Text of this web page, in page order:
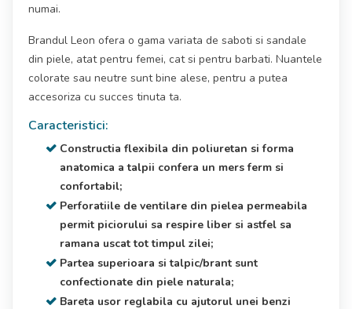
numai.
Brandul Leon ofera o gama variata de saboti si sandale
din piele, atat pentru femei, cat si pentru barbati. Nuantele
colorate sau neutre sunt bine alese, pentru a putea
accesoriza cu succes tinuta ta.
Caracteristici:
Constructia flexibila din poliuretan si forma
anatomica a talpii confera un mers ferm si
confortabil;
Perforatiile de ventilare din pielea permeabila
permit piciorului sa respire liber si astfel sa
ramana uscat tot timpul zilei;
Partea superioara si talpic/brant sunt
confectionate din piele naturala;
Bareta usor reglabila cu ajutorul unei benzi